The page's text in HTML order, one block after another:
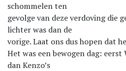
schommelen ten
gevolge van deze verdoving die
lichter was dan de
vorige. Laat ons dus hopen dat
Het was een bewogen dag: eerst
dan Kenzo’s